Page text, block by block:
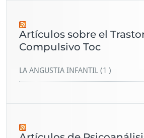
Artículos sobre el
Compulsivo Toc
LA ANGUSTIA INFANTIL (1 )